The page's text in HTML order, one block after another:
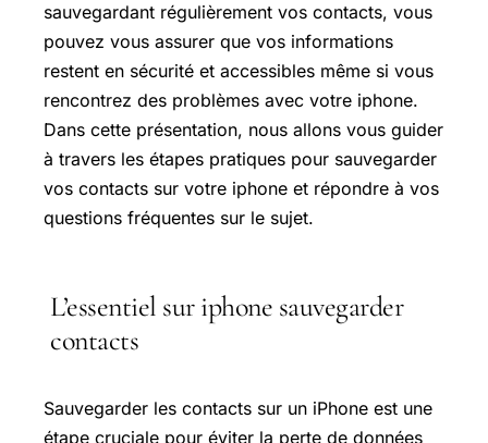
sauvegardant régulièrement vos contacts, vous
pouvez vous assurer que vos informations
restent en sécurité et accessibles même si vous
rencontrez des problèmes avec votre iphone.
Dans cette présentation, nous allons vous guider
à travers les étapes pratiques pour sauvegarder
vos contacts sur votre iphone et répondre à vos
questions fréquentes sur le sujet.
L’essentiel sur iphone sauvegarder
contacts
Sauvegarder les contacts sur un iPhone est une
étape cruciale pour éviter la perte de données